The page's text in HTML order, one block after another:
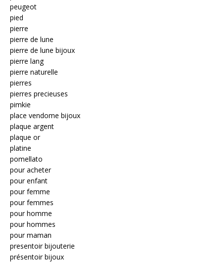
peugeot
pied
pierre
pierre de lune
pierre de lune bijoux
pierre lang
pierre naturelle
pierres
pierres precieuses
pimkie
place vendome bijoux
plaque argent
plaque or
platine
pomellato
pour acheter
pour enfant
pour femme
pour femmes
pour homme
pour hommes
pour maman
presentoir bijouterie
présentoir bijoux